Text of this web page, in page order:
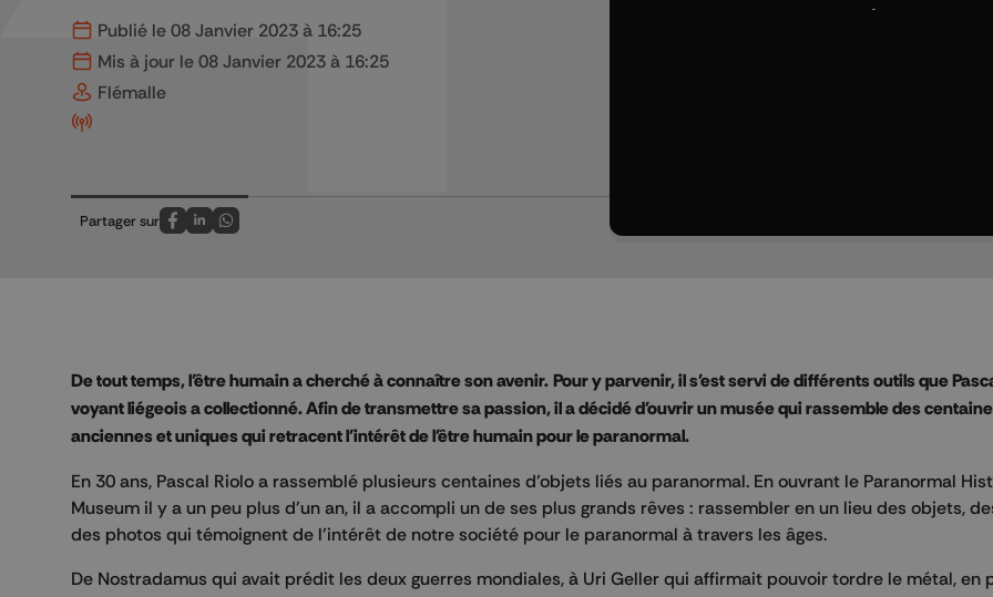
Publié le 08 Janvier 2023 à 16:25
Mis à jour le 08 Janvier 2023 à 16:25
Flémalle
Partager sur
Partagez sur FaceBook
Partagez sur LinkedIn
Partagez sur Whatsapp
De tout temps, l'être humain a cherché à connaître son avenir. Pour y parvenir, il s'est servi de différents outils que
voyant liégeois a collectionné. Afin de transmettre sa passion, il a décidé d'ouvrir un musée qui rassemble des
anciennes et uniques qui retracent l'intérêt de l'être humain pour le paranormal.
En 30 ans, Pascal Riolo a rassemblé plusieurs centaines d’objets liés au paranormal. En ouvrant le Paranormal
Museum il y a un peu plus d'un an, il a accompli un de ses plus grands rêves : rassembler en un lieu des objets,
des photos qui témoignent de l’intérêt de notre société pour le paranormal à travers les âges.
De Nostradamus qui avait prédit les deux guerres mondiales, à Uri Geller qui affirmait pouvoir tordre le métal, en